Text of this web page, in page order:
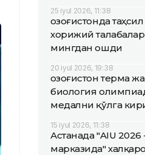
25 iyul 2026, 11:38
Қозоғистонда
хорижий
мингдан ошди
20 iyul 2026, 19:38
Қозоғистон терма
биология
медални қўлга
15 iyul 2026, 11:38
Астанада "AIU 2026
марказида"